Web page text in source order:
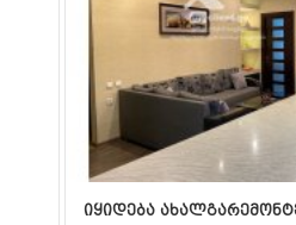
იყიდება